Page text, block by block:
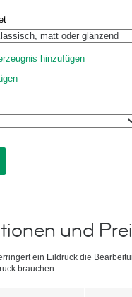
hinzufügen
und
ein Eildruck die
brauchen.